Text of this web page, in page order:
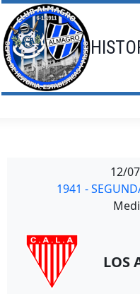
Saltar
al
contenido
12/
1941 -
LOS